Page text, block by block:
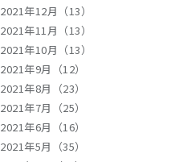
2021年12月（13）
2021年11月（13）
2021年10月（13）
2021年9月（12）
2021年8月（23）
2021年7月（25）
2021年6月（16）
2021年5月（35）